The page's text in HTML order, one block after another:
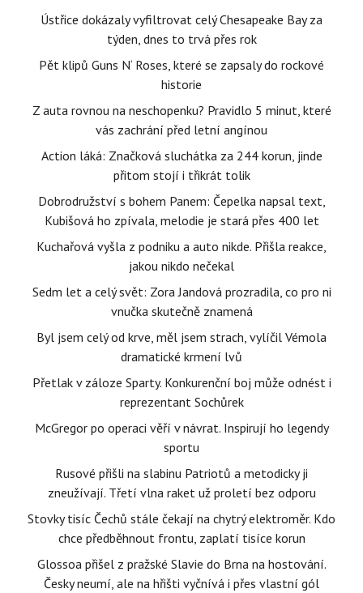
Ústřice dokázaly vyfiltrovat celý Chesapeake Bay za
týden, dnes to trvá přes rok
Pět klipů Guns N‘ Roses, které se zapsaly do rockové
historie
Z auta rovnou na neschopenku? Pravidlo 5 minut, které
vás zachrání před letní angínou
Action láká: Značková sluchátka za 244 korun, jinde
přitom stojí i třikrát tolik
Dobrodružství s bohem Panem: Čepelka napsal text,
Kubišová ho zpívala, melodie je stará přes 400 let
Kuchařová vyšla z podniku a auto nikde. Přišla reakce,
jakou nikdo nečekal
Sedm let a celý svět: Zora Jandová prozradila, co pro ni
vnučka skutečně znamená
Byl jsem celý od krve, měl jsem strach, vylíčil Vémola
dramatické krmení lvů
Přetlak v záloze Sparty. Konkurenční boj může odnést i
reprezentant Sochůrek
McGregor po operaci věří v návrat. Inspirují ho legendy
sportu
Rusové přišli na slabinu Patriotů a metodicky ji
zneužívají. Třetí vlna raket už proletí bez odporu
Stovky tisíc Čechů stále čekají na chytrý elektroměr. Kdo
chce předběhnout frontu, zaplatí tisíce korun
Glossoa přišel z pražské Slavie do Brna na hostování.
Česky neumí, ale na hřišti vyčnívá i přes vlastní gól